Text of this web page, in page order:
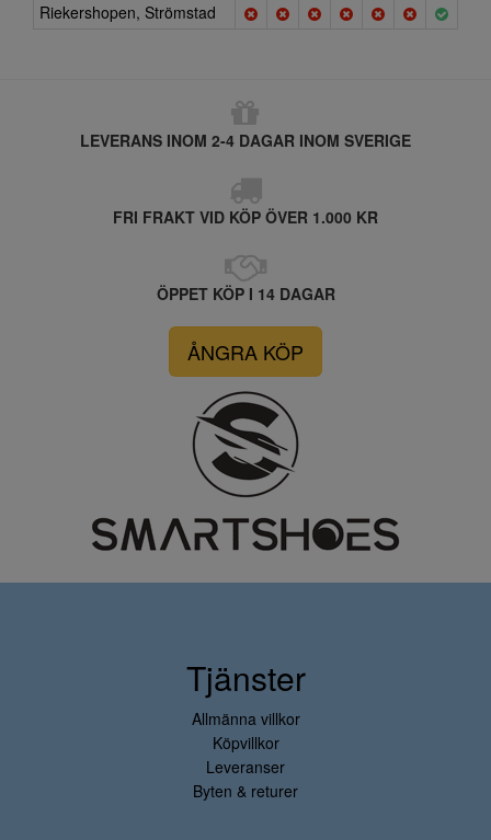
Riekershopen, Strömstad
LEVERANS INOM 2-4 DAGAR INOM SVERIGE
FRI FRAKT VID KÖP ÖVER 1.000 KR
ÖPPET KÖP I 14 DAGAR
ÅNGRA KÖP
Tjänster
Allmänna villkor
Köpvillkor
Leveranser
Byten & returer